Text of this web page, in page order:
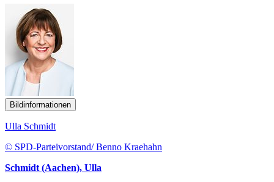
Bildinformationen
Ulla Schmidt
© SPD-Parteivorstand/ Benno Kraehahn
Schmidt (Aachen), Ulla